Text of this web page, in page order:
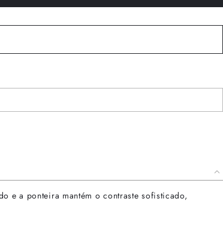
e a ponteira mantém o contraste sofisticado,